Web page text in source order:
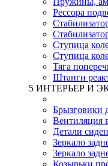
Рессора
Ступица
Ступица
Тяга
Штанги
5 ИНТЕРЬЕР И
Брызговики
Вентиляция
Детали
Зеркало
Зеркало